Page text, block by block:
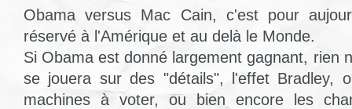
Obama versus Mac Cain, c'est pour
réservé à l'Amérique et au delà le Monde.
Si Obama est donné largement gagnant, rien
se jouera sur des "détails", l'effet Bradley,
machines à voter, ou bien encore les